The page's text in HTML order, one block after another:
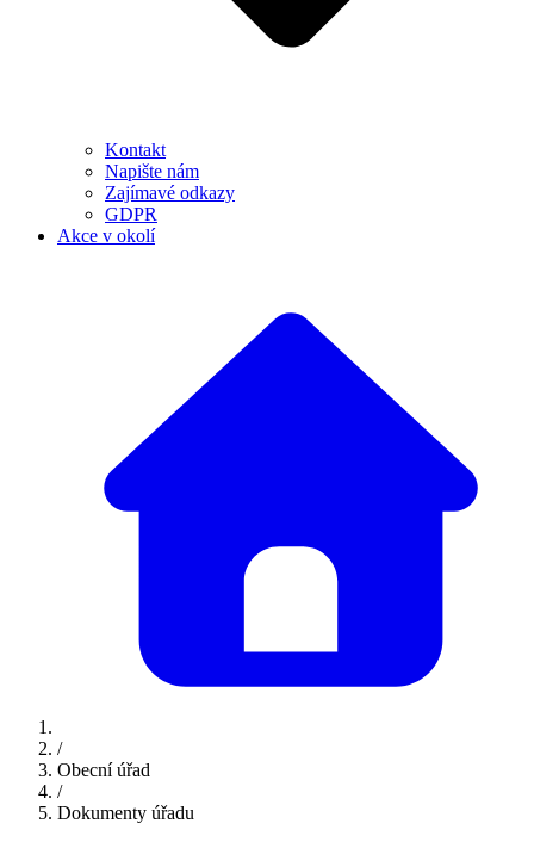
Kontakt
Napište nám
Zajímavé odkazy
GDPR
Akce v okolí
/
Obecní úřad
/
Dokumenty úřadu